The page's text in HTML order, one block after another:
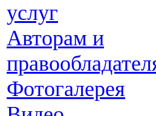
услуг
Авторам и
Фотогалерея